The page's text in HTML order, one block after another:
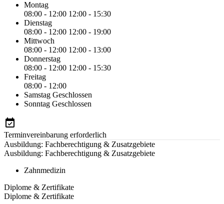
Montag
08:00 - 12:00 12:00 - 15:30
Dienstag
08:00 - 12:00 12:00 - 19:00
Mittwoch
08:00 - 12:00 12:00 - 13:00
Donnerstag
08:00 - 12:00 12:00 - 15:30
Freitag
08:00 - 12:00
Samstag Geschlossen
Sonntag Geschlossen
Terminvereinbarung erforderlich
Ausbildung: Fachberechtigung & Zusatzgebiete
Ausbildung: Fachberechtigung & Zusatzgebiete
Zahnmedizin
Diplome & Zertifikate
Diplome & Zertifikate